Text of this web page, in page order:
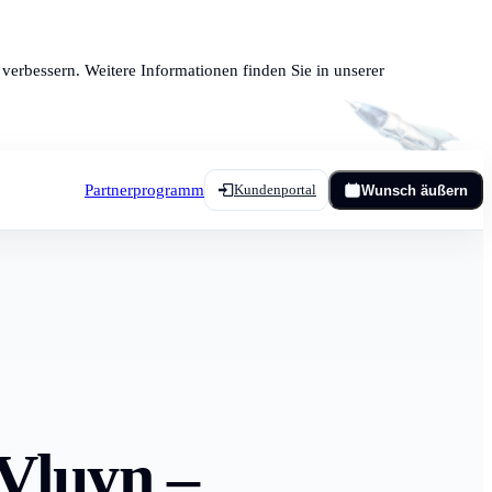
Weitere Informationen finden Sie in unserer
Partnerprogramm Kundenportal Wunsch äußern